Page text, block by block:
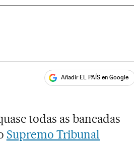
Añadir EL PAÍS en Google
todas as bancadas
Supremo Tribunal